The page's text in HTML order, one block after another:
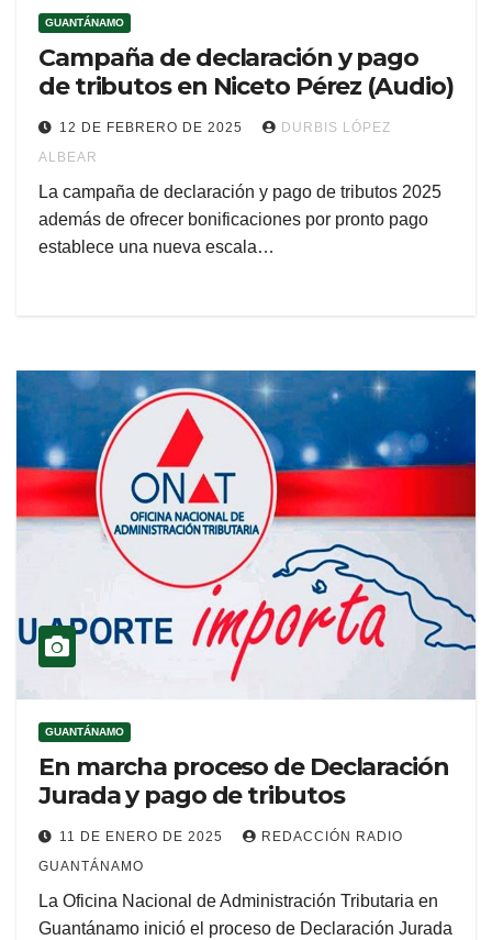
GUANTÁNAMO
Campaña de declaración y pago
de tributos en Niceto Pérez (Audio)
12 DE FEBRERO DE 2025
DURBIS LÓPEZ
ALBEAR
La campaña de declaración y pago de tributos 2025
además de ofrecer bonificaciones por pronto pago
establece una nueva escala…
GUANTÁNAMO
En marcha proceso de Declaración
Jurada y pago de tributos
11 DE ENERO DE 2025
REDACCIÓN RADIO
GUANTÁNAMO
La Oficina Nacional de Administración Tributaria en
Guantánamo inició el proceso de Declaración Jurada